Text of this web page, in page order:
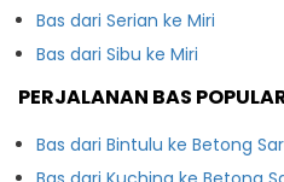
Bas dari Serian ke Miri
Bas dari Sibu ke Miri
PERJALANAN BAS
Bas dari Bintulu ke Betong